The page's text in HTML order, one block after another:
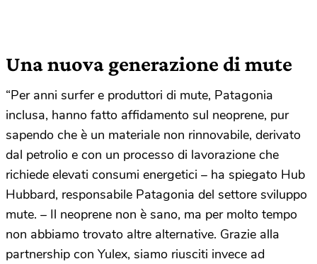
Una nuova generazione di mute
“Per anni surfer e produttori di mute, Patagonia
inclusa, hanno fatto affidamento sul neoprene, pur
sapendo che è un materiale non rinnovabile, derivato
dal petrolio e con un processo di lavorazione che
richiede elevati consumi energetici – ha spiegato Hub
Hubbard, responsabile Patagonia del settore sviluppo
mute. – Il neoprene non è sano, ma per molto tempo
non abbiamo trovato altre alternative. Grazie alla
partnership con Yulex, siamo riusciti invece ad